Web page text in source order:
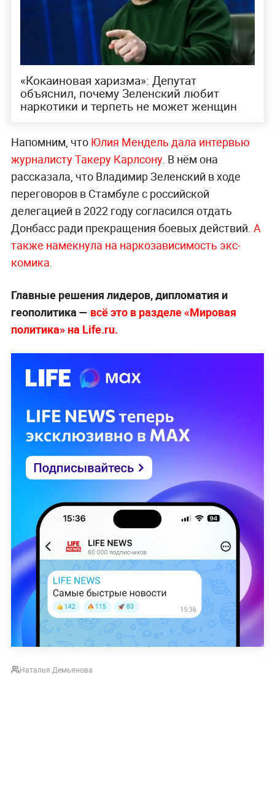
«Кокаиновая харизма»: Депутат
объяснил, почему Зеленский любит
наркотики и терпеть не может женщин
Напомним, что Юлия Мендель дала интервью
журналисту Такеру Карлсону. В нём она
рассказала, что Владимир Зеленский в ходе
переговоров в Стамбуле с российской
делегацией в 2022 году согласился отдать
Донбасс ради прекращения боевых действий. А
также намекнула на наркозависимость экс-
комика.
Главные решения лидеров, дипломатия и
геополитика — всё это в разделе «Мировая
политика» на Life.ru.
Наталья Демьянова